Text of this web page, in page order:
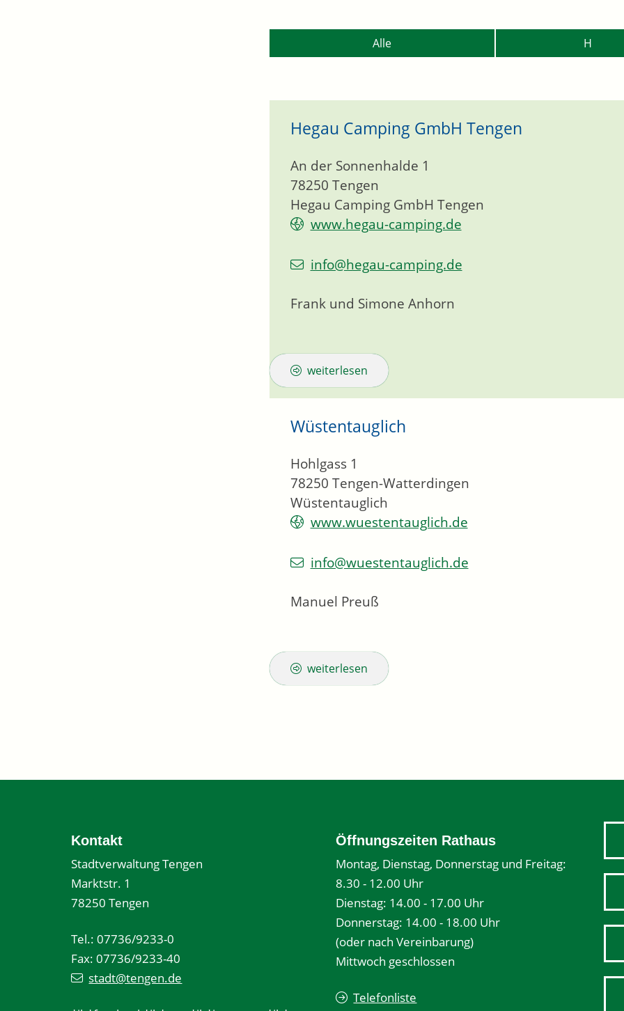
Alle H
Hegau Camping GmbH Tengen
Hegau Camping GmbH Tengen
An der Sonnenhalde 1
78250 Tengen
www.hegau-camping.de
info@hegau-camping.de
Frank und Simone Anhorn
weiterlesen
Wüstentauglich
Wüstentauglich
Hohlgass 1
78250 Tengen-Watterdingen
www.wuestentauglich.de
info@wuestentauglich.de
Manuel Preuß
weiterlesen
Kontakt
Stadtverwaltung Tengen
Marktstr. 1
78250 Tengen
Tel.: 07736/9233-0
Fax: 07736/9233-40
stadt@tengen.de
Öffnungszeiten Rathaus
Montag, Dienstag, Donnerstag und Freitag:
8.30 - 12.00 Uhr
Dienstag: 14.00 - 17.00 Uhr
Donnerstag: 14.00 - 18.00 Uhr
(oder nach Vereinbarung)
Mittwoch geschlossen
Telefonliste